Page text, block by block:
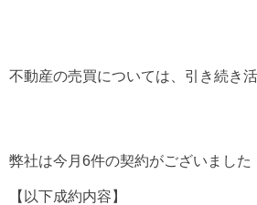
不動産の売買については、引き続き
弊社は今月6件の契約がございました
【以下成約内容】